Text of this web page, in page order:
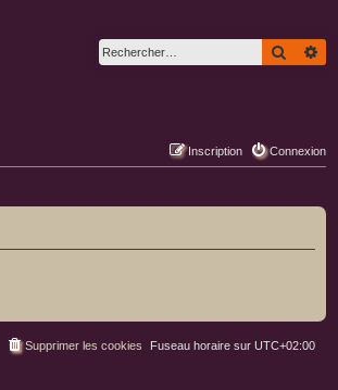
Connexion
Inscription
Fuseau horaire sur UTC+02:00
Supprimer les cookies